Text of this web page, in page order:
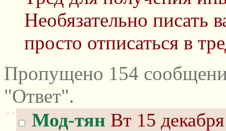
Необязательно писать
просто отписаться в
Пропущено 154
"Ответ".
>> Мод-тян Вт 15